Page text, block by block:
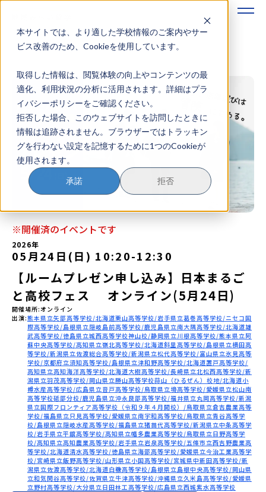
本サイトでは、より適した学校情報のご案内やサー
ビス改善のため、Cookieを使用しています。
取得した情報は、閲覧体験の向上やコンテンツの最
適化、利用状況の分析に活用されます。詳細はプラ
イバシーポリシーをご確認ください。
拒否した場合、このウェブサイトを訪問したときに
情報は追跡されません。ブラウザーではトラッキン
グを行わない設定を記憶するために1つのCookieが
使用されます。
承諾 拒否
地域みらい留学のすすめかた
地域みらい留学とは
学校を探す
イベントを探す
おためし地域留学
マガジン
奨学金について
イベント参加方法
※開催済のイベントです
2026年
05月24日(日) 10:20-12:30
【ルームプレゼン申し込み】日本まるご
と高校フェス オンライン(5月24日)
開催場所 オンライン
出演 熊本県立矢部高等学校 北海道栗山高等学校 岩手県立葛巻高等学校 ニセコ国
際高等学校 島根県立隠岐島前高等学校 鹿児島県立南大隅高等学校 北海道雄
武高等学校 徳島県立城西高等学校神山校 静岡県立川根高等学校 熊本県立阿
蘇中央高等学校 高知県立嶺北高等学校 北海道斜里高等学校 島根県立横田高
等学校 新潟県立佐渡総合高等学校 新潟県立松代高等学校 富山県立氷見高等
学校 京都府立須知高等学校 島根県立津和野高等学校 北海道置戸高等学校
高知県立高知海洋高等学校 北海道大樹高等学校 長崎県立北松西高等学校 新
潟県立羽茂高等学校 岡山県立勝山高等学校蒜山（ひるぜん）校地 北海道小
樽水産高等学校 広島県立音戸高等学校 鳥取県立境高等学校 愛媛県立松山南
高等学校砥部分校 鹿児島県立沖永良部高等学校 福井県立丸岡高等学校 新潟
県立国際フロンティア高等学校（令和９年４月開校）
鳥取県立倉吉農業高等
学校 福島県立只見高等学校 愛媛県立南宇和高等学校 鳥取県立青谷高等学
校 島根県立隠岐水産高等学校 福島県立猪苗代高等学校 新潟県立中条高等学
校 岩手県立平舘高等学校 高知県立幡多農業高等学校 鳥取県立日野高等学
校 高知県立高知農業高等学校 岩手県立岩泉高等学校 五條市立西吉野農業高
等学校 北海道清水高等学校 徳島県立海部高等学校 愛媛県立今治工業高等学
校 宮崎県立飯野高等学校 山形県立小国高等学校 宮城県中新田高等学校 新
潟県立佐渡高等学校 北海道白糠高等学校 島根県立島根中央高等学校 岡山県
立和気閑谷高等学校 佐賀県立牛津高等学校 沖縄県立久米島高等学校 愛媛県
立野村高等学校 大分県立日田林工高等学校 広島県立西城紫水高等学校